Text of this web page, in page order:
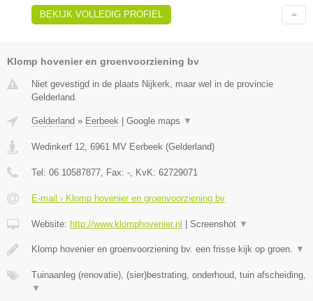
BEKIJK VOLLEDIG PROFIEL
Klomp hovenier en groenvoorziening bv
Niet gevestigd in de plaats Nijkerk, maar wel in de provincie
Gelderland.
Gelderland » Eerbeek Google maps ▼
Wedinkerf 12 6961 MV Eerbeek (Gelderland)
Tel: 06 10587877 , Fax: - , KvK: 62729071
E-mail › Klomp hovenier en groenvoorziening bv
Website: http://www.klomphovenier.nl Screenshot ▼
Klomp hovenier en groenvoorziening bv. een frisse kijk op groen. ▼
Tuinaanleg (renovatie), (sier)bestrating, onderhoud, tuin afscheiding,
▼